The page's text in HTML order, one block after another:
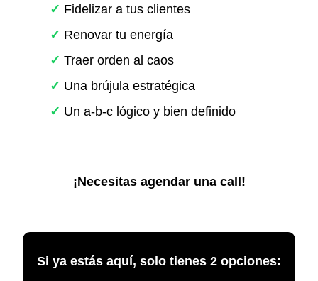
✓ Fidelizar a tus clientes
✓ Renovar tu energía
✓ Traer orden al caos
✓ Una brújula estratégica
✓ Un a-b-c lógico y bien definido
¡Necesitas agendar una call!
Si ya estás aquí, solo tienes 2 opciones: